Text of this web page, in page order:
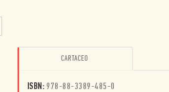
CARTACEO
ISBN: 978-88-3389-485-0